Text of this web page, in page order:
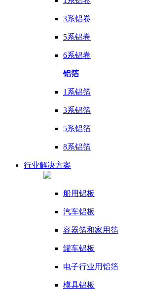
3系铝卷
5系铝卷
6系铝卷
铝箔
1系铝箔
3系铝箔
5系铝箔
8系铝箔
行业解决方案
船用铝板
汽车铝板
容器箔和家用箔
罐车铝板
电子行业用铝箔
模具铝板